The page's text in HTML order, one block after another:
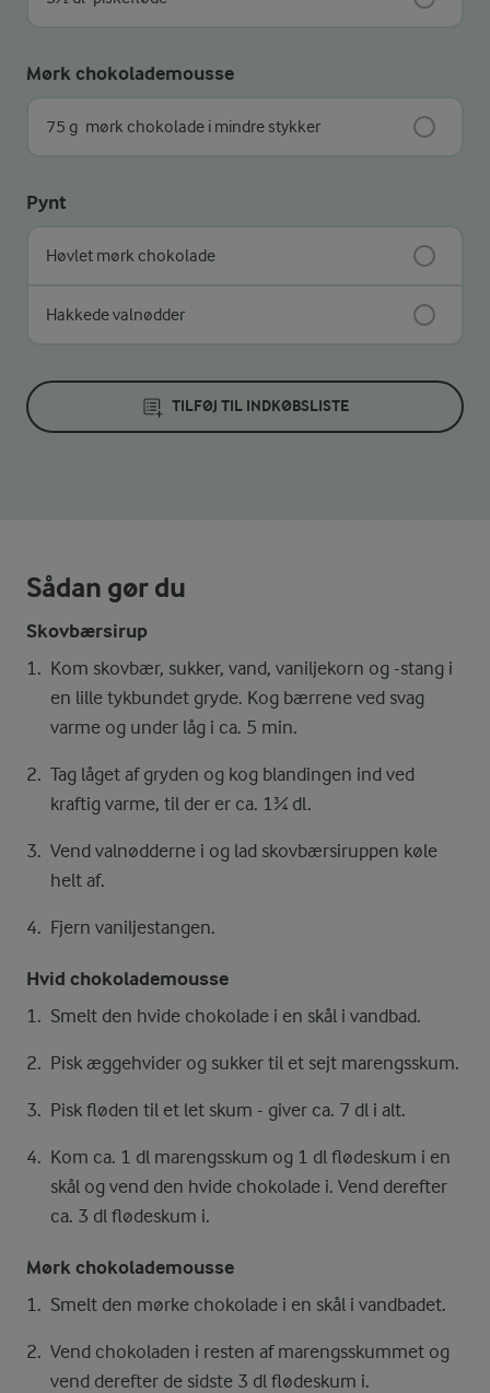
Mørk chokolademousse
75 g mørk chokolade i mindre stykker
Pynt
Høvlet mørk chokolade
Hakkede valnødder
TILFØJ TIL INDKØBSLISTE
Sådan gør du
Skovbærsirup
Kom skovbær, sukker, vand, vaniljekorn og -stang i
en lille tykbundet gryde. Kog bærrene ved svag
varme og under låg i ca. 5 min.
Tag låget af gryden og kog blandingen ind ved
kraftig varme, til der er ca. 1¾ dl.
Vend valnødderne i og lad skovbærsiruppen køle
helt af.
Fjern vaniljestangen.
Hvid chokolademousse
Smelt den hvide chokolade i en skål i vandbad.
Pisk æggehvider og sukker til et sejt marengsskum.
Pisk fløden til et let skum - giver ca. 7 dl i alt.
Kom ca. 1 dl marengsskum og 1 dl flødeskum i en
skål og vend den hvide chokolade i. Vend derefter
ca. 3 dl flødeskum i.
Mørk chokolademousse
Smelt den mørke chokolade i en skål i vandbadet.
Vend chokoladen i resten af marengsskummet og
vend derefter de sidste 3 dl flødeskum i.